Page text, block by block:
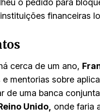
o pedido para
financeiras
cerca de um ano,
mentorias sobre
de uma banca
Unido, onde faria